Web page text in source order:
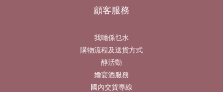
顧客服務
我哋係乜水
購物流程及送貨方式
醇活動
婚宴酒服務
國內交貨專線